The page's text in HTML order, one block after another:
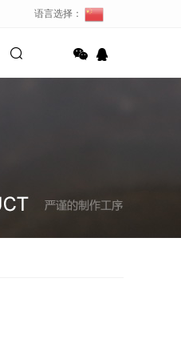
语言选择：